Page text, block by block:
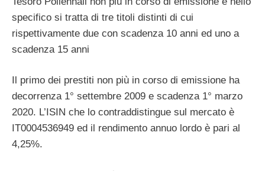
specifico si tratta di tre titoli distinti di cui
rispettivamente due con scadenza 10 anni ed uno a
scadenza 15 anni
Il primo dei prestiti non più in corso di emissione ha
decorrenza 1° settembre 2009 e scadenza 1° marzo
2020. L’ISIN che lo contraddistingue sul mercato è
IT0004536949 ed il rendimento annuo lordo è pari al
4,25%.